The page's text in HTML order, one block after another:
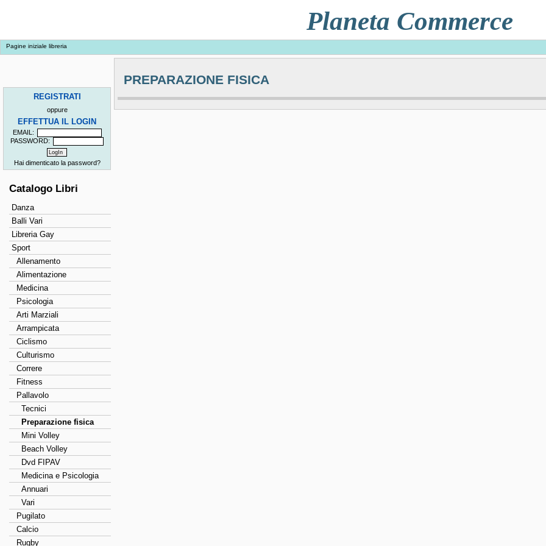
Planeta Commerce
Pagine iniziale libreria
PREPARAZIONE FISICA
REGISTRATI
oppure
EFFETTUA IL LOGIN
EMAIL:
PASSWORD:
Hai dimenticato la password?
Catalogo Libri
Danza
Balli Vari
Libreria Gay
Sport
Allenamento
Alimentazione
Medicina
Psicologia
Arti Marziali
Arrampicata
Ciclismo
Culturismo
Correre
Fitness
Pallavolo
Tecnici
Preparazione fisica
Mini Volley
Beach Volley
Dvd FIPAV
Medicina e Psicologia
Annuari
Vari
Pugilato
Calcio
Rugby